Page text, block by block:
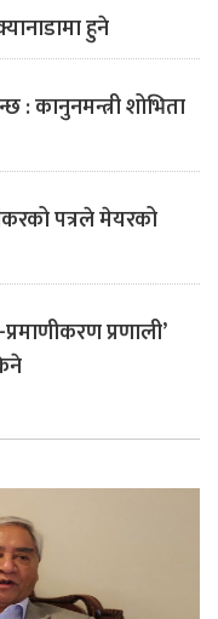
हुने
: कानुनमन्त्री शोभिता
पत्रले मेयरको
प्रणाली’